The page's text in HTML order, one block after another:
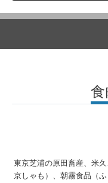
食
東京芝浦の原田畜産、米
京しゃも）、朝霧食品（